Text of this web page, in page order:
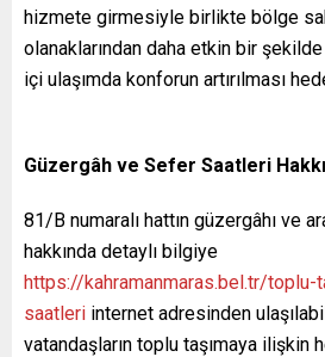
hizmete girmesiyle birlikte bölge
olanaklarından daha etkin bir
içi ulaşımda konforun artırılması
Güzergâh ve Sefer Saatleri
81/B numaralı hattın güzergâhı ve
hakkında detaylı bilgiye
https://kahramanmaras.bel.tr/toplu-
saatleri internet adresinden
vatandaşların toplu taşımaya ilişkin